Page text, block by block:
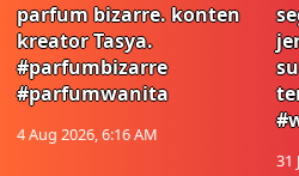
parfum bizarre. konten
kreator Tasya.
#parfumbizarre
#parfumwanita
4 Aug 2026, 6:16 AM
31